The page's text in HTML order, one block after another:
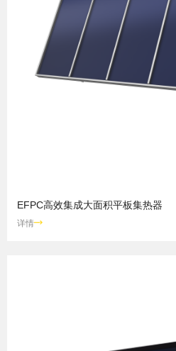
EFPC高效集成大面积平板集热器
详情